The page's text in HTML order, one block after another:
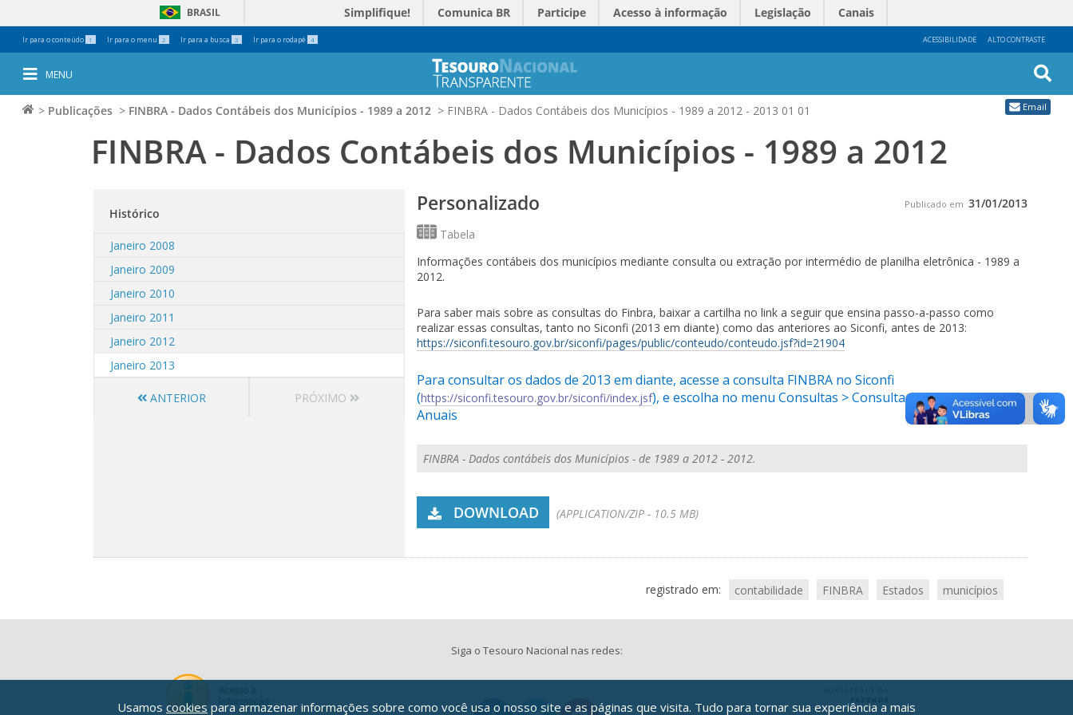
Email
Ir para o conteúdo 1 Ir para o menu 2 Ir para a busca 3 Ir para o rodapé 4 ACESSIBILIDADE ALTO CONTRASTE
BRASIL Simplifique! Comunica BR Participe Acesso à informação Legislação
Canais
MENU
> Publicações > FINBRA - Dados Contábeis dos Municípios - 1989 a 2012 > FINBRA - Dados Contábeis dos Municípios - 1989 a 2012 - 2013 01 01
FINBRA - Dados Contábeis dos Municípios - 1989 a 2012
Histórico
Janeiro 2008
Janeiro 2009
Janeiro 2010
Janeiro 2011
Janeiro 2012
Janeiro 2013
ANTERIOR PRÓXIMO
Personalizado Publicado em 31/01/2013
Tabela
Informações contábeis dos municípios mediante consulta ou extração por intermédio de planilha eletrônica - 1989 a
2012.
Para saber mais sobre as consultas do Finbra, baixar a cartilha no link a seguir que ensina passo-a-passo como
realizar essas consultas, tanto no Siconfi (2013 em diante) como das anteriores ao Siconfi, antes de 2013:
https://siconfi.tesouro.gov.br/siconfi/pages/public/conteudo/conteudo.jsf?id=21904
Para consultar os dados de 2013 em diante, acesse a consulta FINBRA no Siconfi
(https://siconfi.tesouro.gov.br/siconfi/index.jsf), e escolha no menu Consultas > Consultar Finbra > Contas
Anuais
FINBRA - Dados contábeis dos Municípios - de 1989 a 2012 - 2012.
DOWNLOAD (APPLICATION/ZIP - 10.5 MB)
registrado em: contabilidade FINBRA Estados municípios
Siga o Tesouro Nacional nas redes:
Usamos cookies para armazenar informações sobre como você usa o nosso site e as páginas que visita. Tudo para tornar sua experiência a mais